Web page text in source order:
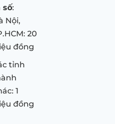
số:
Nội,
20
đồng
tỉnh
1
đồng